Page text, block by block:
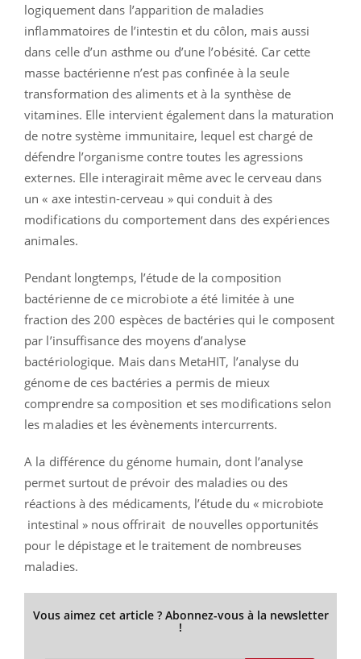
logiquement dans l’apparition de maladies
inflammatoires de l’intestin et du côlon, mais aussi
dans celle d’un asthme ou d’une l’obésité. Car cette
masse bactérienne n’est pas confinée à la seule
transformation des aliments et à la synthèse de
vitamines. Elle intervient également dans la maturation
de notre système immunitaire, lequel est chargé de
défendre l’organisme contre toutes les agressions
externes. Elle interagirait même avec le cerveau dans
un « axe intestin-cerveau » qui conduit à des
modifications du comportement dans des expériences
animales.
Pendant longtemps, l’étude de la composition
bactérienne de ce microbiote a été limitée à une
fraction des 200 espèces de bactéries qui le composent
par l’insuffisance des moyens d’analyse
bactériologique. Mais dans MetaHIT, l’analyse du
génome de ces bactéries a permis de mieux
comprendre sa composition et ses modifications selon
les maladies et les évènements intercurrents.
A la différence du génome humain, dont l’analyse
permet surtout de prévoir des maladies ou des
réactions à des médicaments, l’étude du « microbiote
intestinal » nous offrirait de nouvelles opportunités
pour le dépistage et le traitement de nombreuses
maladies.
Vous aimez cet article ? Abonnez-vous à la newsletter
!